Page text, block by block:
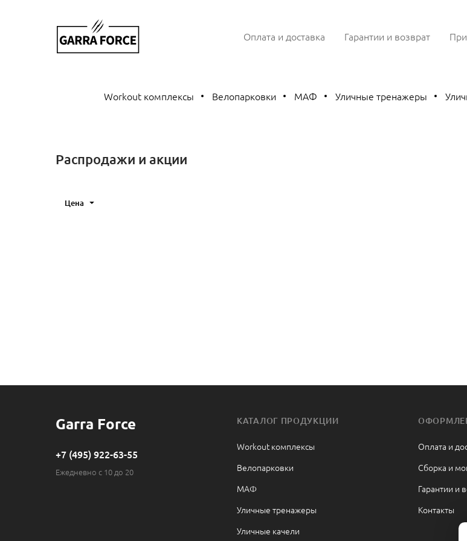
Оплата и доставка Гарантии и возврат
Workout комплексы Велопарковки МАФ Уличные тренажеры
Распродажи и акции
Цена
Garra Force
+7 (495) 922-63-55
Ежедневно с 10 до 20
КАТАЛОГ ПРОДУКЦИИ
Workout комплексы
Велопарковки
МАФ
Уличные тренажеры
Уличные качели
Оплата и
Сборка и
Гарантии и
Контакты